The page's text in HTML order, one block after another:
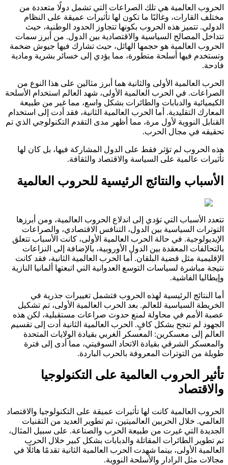
الحروب العالمية هي تلك الصراعات التي تشمل دولًا متعددة من
مختلف القارات، وغالبًا ما تكون لها تأثيرات عميقة على النظام
الدولي. تتميز هذه الحروب بكونها تتجاوز الحدود الوطنية، حيث
تتداخل المصالح السياسية والاقتصادية بين الدول. من أبرز سمات
الحروب العالمية هو حجمها الهائل، حيث تشارك فيها جيوش ضخمة
وتستخدم فيها أسلحة متطورة، مما يؤدي إلى خسائر بشرية ومادية
فادحة.
الحرب العالمية الأولى والثانية هما أبرز مثالين على هذا النوع من
الصراعات. في الحرب العالمية الأولى، شهد العالم استخدام الأسلحة
الكيميائية والدبابات والطائرات بشكل واسع، مما غير من طبيعة
المعارك التقليدية. أما الحرب العالمية الثانية، فقد أدت إلى استخدام
القنابل النووية لأول مرة، مما أظهر مدى التقدم التكنولوجي الذي تم
تحقيقه في مجال الحرب.
هذه الحروب لم تؤثر فقط على الدول المشاركة فيها، بل كان لها
تأثيرات عالمية على السياسة والاقتصاد والثقافة.
الأسباب والنتائج الرئيسية للحروب العالمية
تتعدد الأسباب التي تؤدي إلى اندلاع الحروب العالمية، ومن أبرزها
التوترات السياسية بين الدول، التنافس الاقتصادي، والصراعات
الإيديولوجية. في حالة الحرب العالمية الأولى، كانت الأسباب تتعلق
بالتحالفات المعقدة بين الدول الأوروبية، بالإضافة إلى النزاعات
الإقليمية مثل قضية البلقان. أما الحرب العالمية الثانية، فقد كانت
نتيجة مباشرة لسياسات التوسع العدوانية التي اتبعتها ألمانيا النازية
وإيطاليا الفاشية.
أما النتائج الرئيسية لهذه الحروب فتشمل تغييرات جذرية في
الخريطة السياسية للعالم. بعد الحرب العالمية الأولى، تم تشكيل
عصبة الأمم في محاولة لمنع حدوث صراعات مستقبلية، لكن هذه
الجهود لم تنجح بشكل كافٍ. الحرب العالمية الثانية أدت إلى تقسيم
العالم إلى معسكرين: المعسكر الغربي بقيادة الولايات المتحدة
والمعسكر الشرقي بقيادة الاتحاد السوفيتي، مما أدى إلى فترة
طويلة من التوترات المعروفة بالحرب الباردة.
تأثير الحروب العالمية على التكنولوجيا
والاقتصاد
الحروب العالمية كانت لها تأثيرات عميقة على التكنولوجيا والاقتصاد
العالمي. خلال الحربين العالميتين، تم تطوير العديد من التقنيات
الجديدة التي غيرت من طبيعة الحرب والصناعة. على سبيل المثال،
تم تطوير الطائرات المقاتلة والدبابات بشكل كبير خلال الحرب
العالمية الأولى، بينما شهدت الحرب العالمية الثانية تقدمًا هائلًا في
مجالات مثل الرادار والأسلحة النووية.